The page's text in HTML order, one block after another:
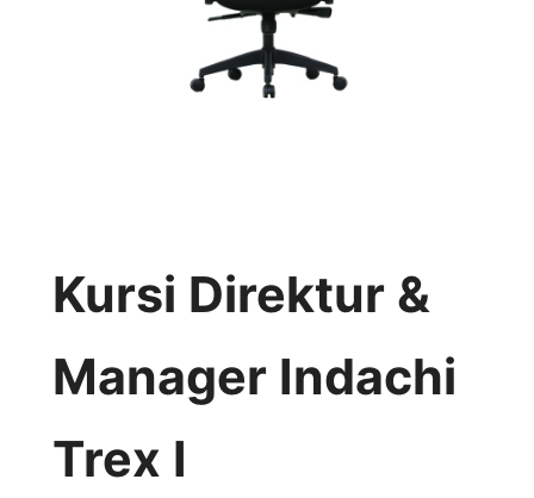
Kursi Direktur &
Manager Indachi
Trex I